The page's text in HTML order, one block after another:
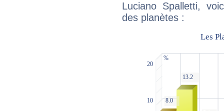
Luciano Spalletti,
des planètes :